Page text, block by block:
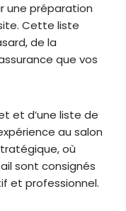
une préparation
Cette liste
de la
que vos
et d’une liste de
au salon
où
sont consignés
et professionnel.